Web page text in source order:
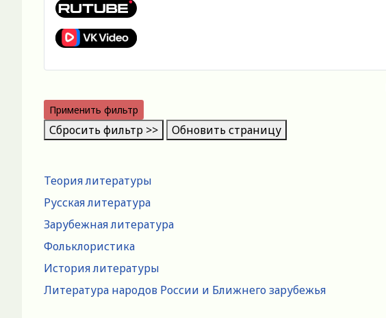
Теория литературы
Русская литература
Зарубежная литература
Фольклористика
История литературы
Литература народов России и Ближнего зарубежья
Применить фильтр
Сбросить фильтр >> Обновить страницу